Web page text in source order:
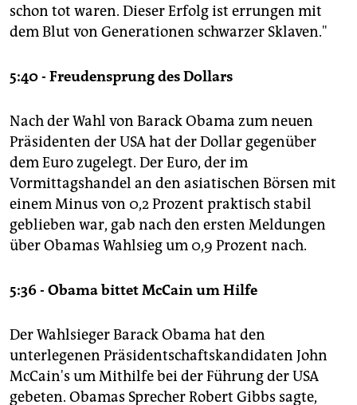
schon tot waren. Dieser Erfolg ist errungen mit
dem Blut von Generationen schwarzer Sklaven."
5:40 - Freudensprung des Dollars
Nach der Wahl von Barack Obama zum neuen
Präsidenten der USA hat der Dollar gegenüber
dem Euro zugelegt. Der Euro, der im
Vormittagshandel an den asiatischen Börsen mit
einem Minus von 0,2 Prozent praktisch stabil
geblieben war, gab nach den ersten Meldungen
über Obamas Wahlsieg um 0,9 Prozent nach.
5:36 - Obama bittet McCain um Hilfe
Der Wahlsieger Barack Obama hat den
unterlegenen Präsidentschaftskandidaten John
McCain's um Mithilfe bei der Führung der USA
gebeten. Obamas Sprecher Robert Gibbs sagte,